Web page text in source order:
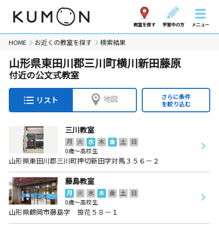
教室を探す 学習中の方 メニュー
HOME お近くの教室を探す 検索結果
山形県東田川郡三川町横川新田藤原
付近の公文式教室
リスト 地図
さらに条件
を絞り込む
三川教室
月 火 水 木 金 土
日
0歳～高校生
山形県東田川郡三川町押切新田字対馬３５６－２
藤島教室
月 火 水 木 金 土
日
0歳～高校生
山形県鶴岡市藤島字 笹花５８－１